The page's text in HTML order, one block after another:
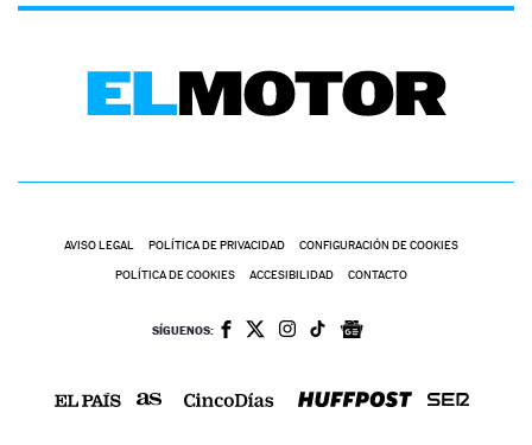
AVISO LEGAL POLÍTICA DE PRIVACIDAD CONFIGURACIÓN DE COOKIES
POLÍTICA DE COOKIES ACCESIBILIDAD CONTACTO
SÍGUENOS: